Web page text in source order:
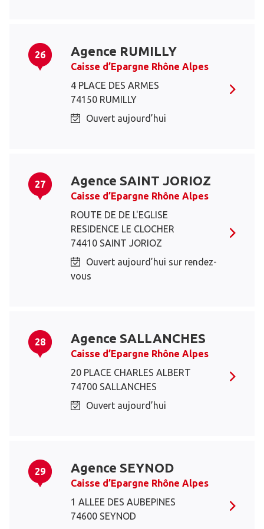
26 Agence RUMILLY
Caisse d’Epargne Rhône Alpes
4 PLACE DES ARMES
74150 RUMILLY
Ouvert aujourd’hui
27 Agence SAINT JORIOZ
Caisse d’Epargne Rhône Alpes
ROUTE DE DE L'EGLISE
RESIDENCE LE CLOCHER
74410 SAINT JORIOZ
Ouvert aujourd’hui sur rendez-
vous
28 Agence SALLANCHES
Caisse d’Epargne Rhône Alpes
20 PLACE CHARLES ALBERT
74700 SALLANCHES
Ouvert aujourd’hui
29 Agence SEYNOD
Caisse d’Epargne Rhône Alpes
1 ALLEE DES AUBEPINES
74600 SEYNOD